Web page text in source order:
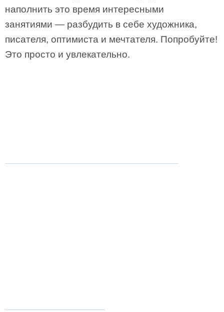
наполнить это время интересными
занятиями — разбудить в себе художника,
писателя, оптимиста и мечтателя. Попробуйте!
Это просто и увлекательно.